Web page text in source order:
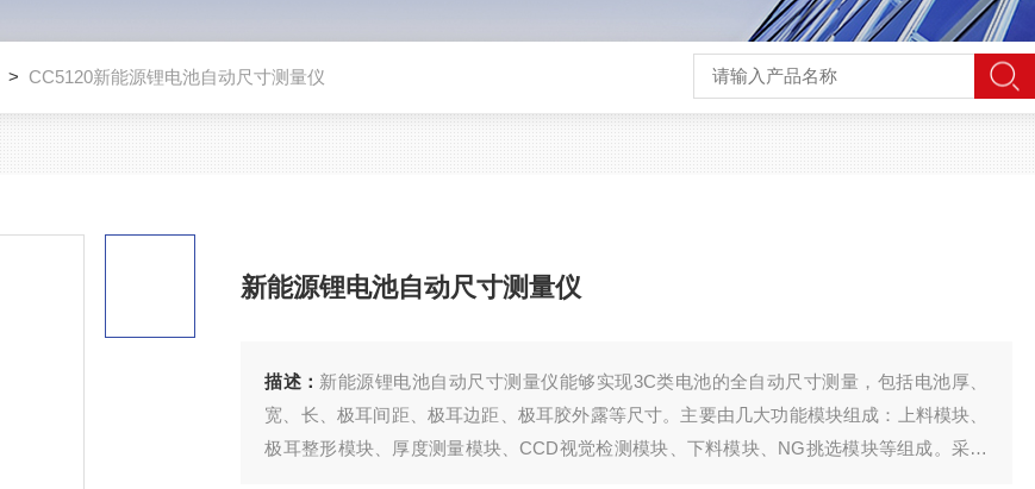
> CC5120新能源锂电池自动尺寸测量仪
新能源锂电池自动尺寸测量仪
描述： 新能源锂电池自动尺寸测量仪能够实现3C类电池的全自动尺寸测量，包括电池厚、
宽、长、极耳间距、极耳边距、极耳胶外露等尺寸。主要由几大功能模块组成：上料模块、
极耳整形模块、厚度测量模块、CCD视觉检测模块、下料模块、NG挑选模块等组成。采用